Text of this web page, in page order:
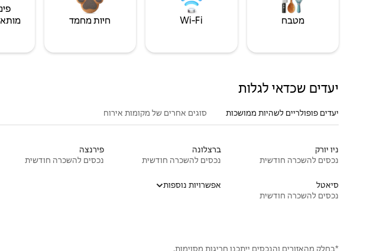
מטבח Wi‑Fi חיות מחמד
יעדים שכדאי לגלות
יעדים פופולריים לשהיות ממושכות סוגים אחרים של מקומות אירוח
ניו יורק
נכסים להשכרה חודשית
ברצלונה
נכסים להשכרה חודשית
פירנצה
נכסים להשכרה חודשית
סיאטל
נכסים להשכרה חודשית
אפשרויות נוספות
*בחלק מהאזורים והנכסים ייתכנו חריגות מסוימות.